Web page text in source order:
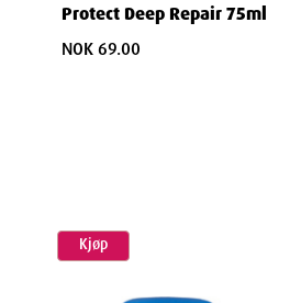
Protect Deep Repair 75ml
NOK 69.00
Kjøp